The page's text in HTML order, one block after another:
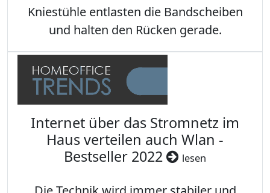
Kniestühle entlasten die Bandscheiben
und halten den Rücken gerade.
Internet über das Stromnetz im
Haus verteilen auch Wlan -
Bestseller 2022
lesen